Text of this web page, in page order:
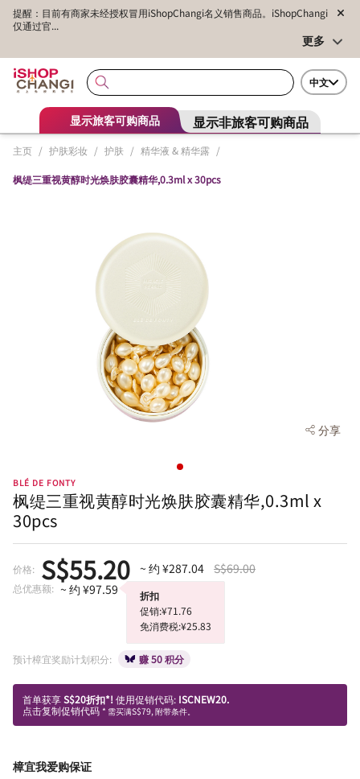
提醒：目前有商家未经授权冒用iShopChangi名义销售商品。iShopChangi
仅通过官...
更多
中文
显示旅客可购商品 显示非旅客可购商品
主页 / 护肤彩妆 / 护肤 / 精华液 & 精华露 /
枫缇三重视黄醇时光焕肤胶囊精华,0.3ml x 30pcs
分享
BLÉ DE FONTY
枫缇三重视黄醇时光焕肤胶囊精华,0.3ml x
30pcs
价格: S$55.20 ~ 约 ¥287.04 S$69.00
总优惠额: ~ 约 ¥97.59
折扣
促销:¥71.76
免消费税:¥25.83
预计樟宜奖励计划积分: 赚 50 积分
首单获享S$20折扣*! 使用促销代码: ISCNEW20.
点击复制促销代码 * 需买满S$79, 附带条件。
樟宜我爱购保证